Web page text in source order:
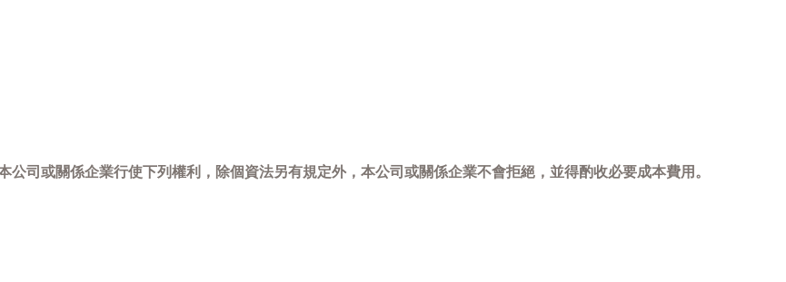
司或關係企業行使下列權利，除個資法另有規定外，本公司或關係企業不會拒絕，並得酌收必要成本費用。